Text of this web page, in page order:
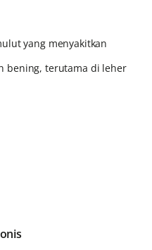
yang menyakitkan
bening, terutama di leher